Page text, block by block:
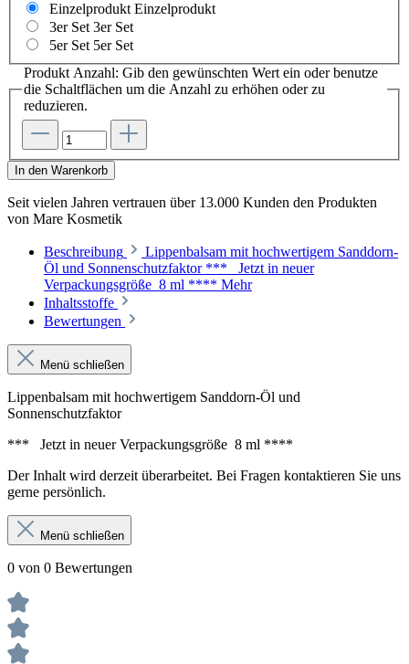
Einzelprodukt Einzelprodukt
3er Set 3er Set
5er Set 5er Set
Produkt Anzahl: Gib den gewünschten Wert ein oder benutze
die Schaltflächen um die Anzahl zu erhöhen oder zu
reduzieren.
In den Warenkorb
Seit vielen Jahren vertrauen über 13.000 Kunden den Produkten
von Mare Kosmetik
Beschreibung
Lippenbalsam mit hochwertigem Sanddorn-
Öl und Sonnenschutzfaktor *** Jetzt in neuer
Verpackungsgröße 8 ml **** Mehr
Inhaltsstoffe
Bewertungen
Menü schließen
Lippenbalsam mit hochwertigem Sanddorn-Öl und
Sonnenschutzfaktor
*** Jetzt in neuer Verpackungsgröße 8 ml ****
Der Inhalt wird derzeit überarbeitet. Bei Fragen kontaktieren Sie uns
gerne persönlich.
Menü schließen
0 von 0 Bewertungen